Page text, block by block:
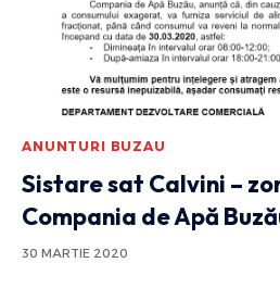
ANUNTURI BUZAU
Sistare sat Calvini –
Compania de Apă
30 MARTIE 2020